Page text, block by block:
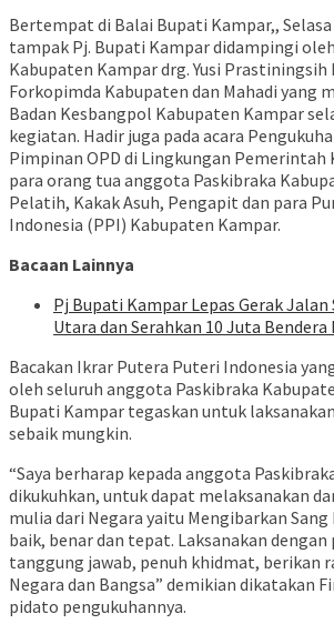
Bertempat di Balai Bupati Kampar,,
tampak Pj. Bupati Kampar didampingi
Kabupaten Kampar drg. Yusi Prastiningsih
Forkopimda Kabupaten dan Mahadi yang
Badan Kesbangpol Kabupaten Kampar
kegiatan. Hadir juga pada acara
Pimpinan OPD di Lingkungan Pemerintah
para orang tua anggota Paskibraka
Pelatih, Kakak Asuh, Pengapit dan para
Indonesia (PPI) Kabupaten Kampar.
Bacaan Lainnya
Pj Bupati Kampar Lepas Gerak
Utara dan Serahkan 10 Juta
Bacakan Ikrar Putera Puteri Indonesia
oleh seluruh anggota Paskibraka
Bupati Kampar tegaskan untuk
sebaik mungkin.
“Saya berharap kepada anggota
dikukuhkan, untuk dapat melaksanakan
mulia dari Negara yaitu Mengibarkan
baik, benar dan tepat. Laksanakan dengan
tanggung jawab, penuh khidmat, berikan
Negara dan Bangsa” demikian dikatakan
pidato pengukuhannya.